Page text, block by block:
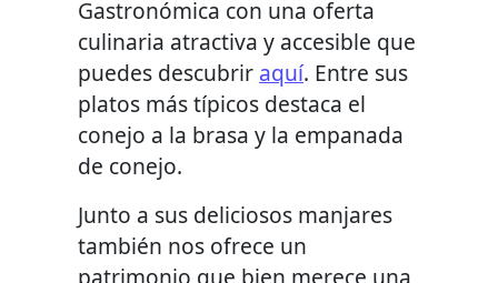
Gastronómica con una oferta
culinaria atractiva y accesible que
puedes descubrir aquí. Entre sus
platos más típicos destaca el
conejo a la brasa y la empanada
de conejo.
Junto a sus deliciosos manjares
también nos ofrece un